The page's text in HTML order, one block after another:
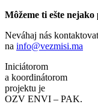
Môžeme ti ešte nejako
Neváhaj nás
na info@vezmisi.ma
Iniciátorom
a koordinátorom
projektu je
OZV ENVI – PAK.